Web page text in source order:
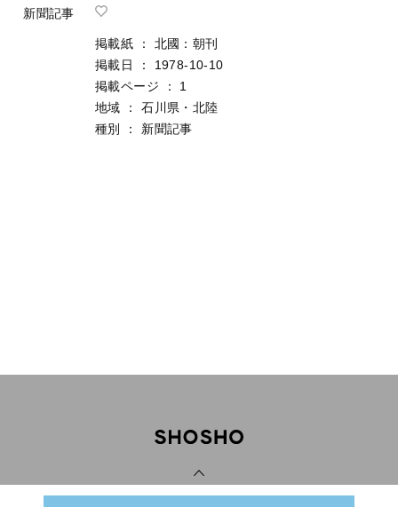
新聞記事
掲載紙 ：
北國：朝刊
掲載日
：
1978-10-10
掲載ページ
：
1
地域
：
石川県・北陸
種別
： 新聞記事